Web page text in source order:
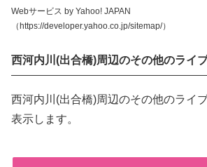
Webサービス by Yahoo! JAPAN
（https://developer.yahoo.co.jp/sitemap/）
西河内川(出合橋)周辺のその他のライ
西河内川(出合橋)周辺のその他のライ
表示します。